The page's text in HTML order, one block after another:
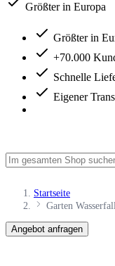
Größter in Europa
Größter in
+70.000
Schnelle
Eigener
Startseite
Garten
Angebot anfragen